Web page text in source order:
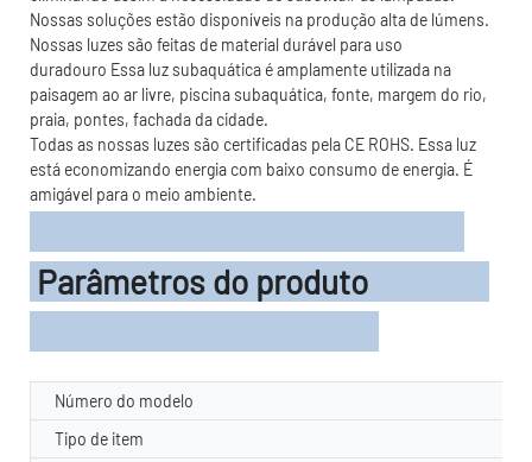
Nossas soluções estão disponíveis na produção alta de lúmens.
Nossas luzes são feitas de material durável para uso
duradouro Essa luz subaquática é amplamente utilizada na
paisagem ao ar livre, piscina subaquática, fonte, margem do rio,
praia, pontes, fachada da cidade.
Todas as nossas luzes são certificadas pela CE ROHS. Essa luz
está economizando energia com baixo consumo de energia. É
amigável para o meio ambiente.
Parâmetros do produto
Número do modelo
Tipo de item